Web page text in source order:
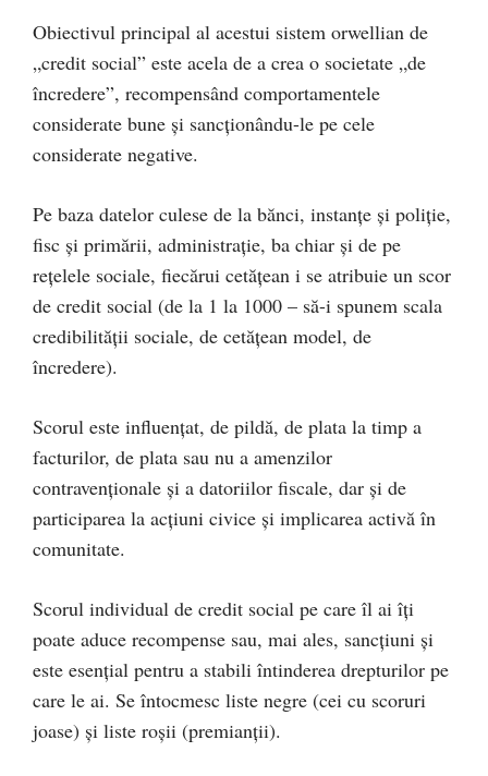
Obiectivul principal al acestui sistem orwellian de
„credit social” este acela de a crea o societate „de
încredere”, recompensând comportamentele
considerate bune și sancționându-le pe cele
considerate negative.
Pe baza datelor culese de la bănci, instanțe și poliție,
fisc și primării, administrație, ba chiar și de pe
rețelele sociale, fiecărui cetățean i se atribuie un scor
de credit social (de la 1 la 1000 – să-i spunem scala
credibilității sociale, de cetățean model, de
încredere).
Scorul este influențat, de pildă, de plata la timp a
facturilor, de plata sau nu a amenzilor
contravenționale și a datoriilor fiscale, dar și de
participarea la acțiuni civice și implicarea activă în
comunitate.
Scorul individual de credit social pe care îl ai îți
poate aduce recompense sau, mai ales, sancțiuni și
este esențial pentru a stabili întinderea drepturilor pe
care le ai. Se întocmesc liste negre (cei cu scoruri
joase) și liste roșii (premianții).